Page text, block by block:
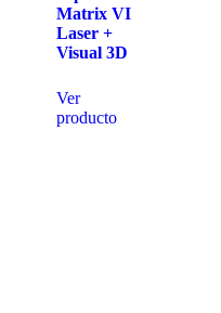
Matrix VI
Laser +
Visual 3D
Ver
producto